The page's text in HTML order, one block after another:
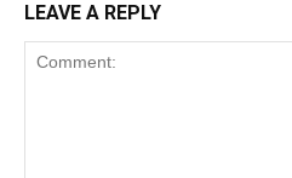
LEAVE A REPLY